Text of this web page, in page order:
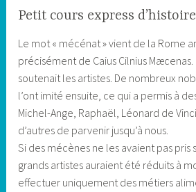
Petit cours express
Le mot « mécénat » vient de la Rome
précisément de Caius Cilnius
soutenait les artistes. De nombreux
l’ont imité ensuite, ce qui a permis à
Michel-Ange, Raphaël, Léonard de
d’autres de parvenir jusqu’à nous.
Si des mécènes ne les avaient pas pris
grands artistes auraient été réduits à
effectuer uniquement des métiers